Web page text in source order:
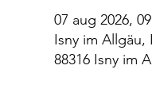
07 aug 2026,
Isny im Allgäu,
88316 Isny im